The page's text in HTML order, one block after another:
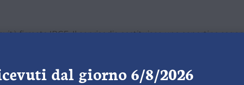
firmata IRGE. Il coprisedia costituisce una copertina
dal giorno 6/8/2026